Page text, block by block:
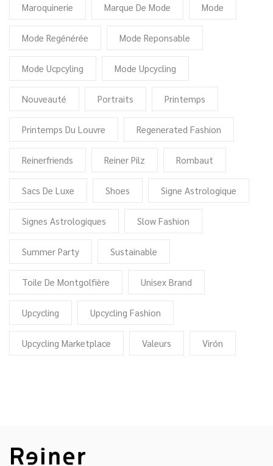
Maroquinerie Marque De Mode Mode
Mode Regénérée Mode Reponsable
Mode Ucpcyling Mode Upcycling
Nouveauté Portraits Printemps
Printemps Du Louvre Regenerated Fashion
Reinerfriends Reiner Pilz Rombaut
Sacs De Luxe Shoes Signe Astrologique
Signes Astrologiques Slow Fashion
Summer Party Sustainable
Toile De Montgolfière Unisex Brand
Upcycling Upcycling Fashion
Upcycling Marketplace Valeurs Virón